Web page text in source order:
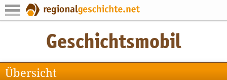
Übersicht